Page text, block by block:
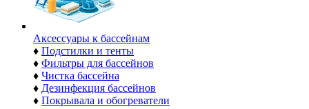
Аксессуары к бассейнам
♦ Подстилки и тенты
♦ Фильтры для бассейнов
♦ Чистка бассейна
♦ Дезинфекция бассейнов
♦ Покрывала и обогреватели